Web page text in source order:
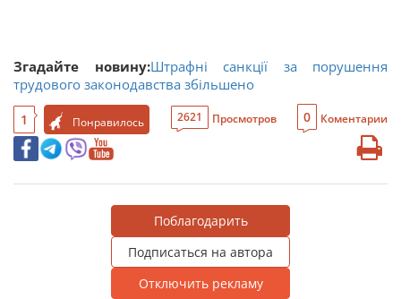
Згадайте новину:Штрафні санкції за порушення
трудового законодавства збільшено
1 Понравилось 2621 Просмотров 0 Коментарии
Поблагодарить
Подписаться на автора
Отключить рекламу